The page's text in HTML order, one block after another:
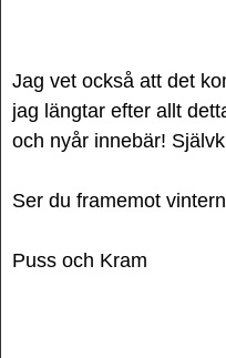
Jag vet också att det
jag längtar efter allt
och nyår innebär!
Ser du framemot
Puss och Kram